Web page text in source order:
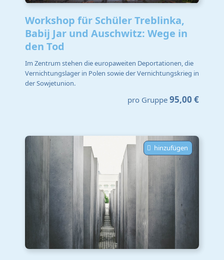
Workshop für Schüler Treblinka,
Babij Jar und Auschwitz: Wege in
den Tod
Im Zentrum stehen die europaweiten Deportationen, die
Vernichtungslager in Polen sowie der Vernichtungskrieg in
der Sowjetunion.
pro Gruppe 95,00 €
hinzufügen